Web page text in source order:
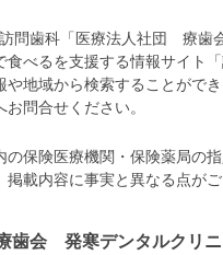
問歯科「医療法人社団 療歯
食べるを支援する情報サイト
や地域から検索することが
問合せください。
の保険医療機関・保険薬局の
載内容に事実と異なる点がご
歯会 発寒デンタルクリ